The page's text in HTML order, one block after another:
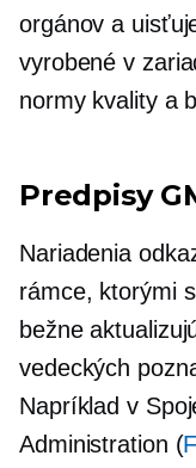
orgánov a
vyrobené v
normy kvality a
Predpisy
Nariadenia
rámce, ktorými
bežne
vedeckých
Napríklad v
Administration (